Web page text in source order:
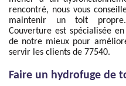
rencontré, nous vous
maintenir un toit propre.
Couverture est spécialisée
de notre mieux pour
servir les clients de 77540.
Faire un hydrofuge de